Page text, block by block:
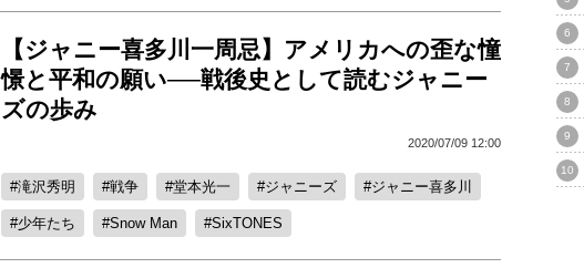
【ジャニー喜多川一周忌】アメリカへの歪な憧
憬と平和の願い──戦後史として読むジャニー
ズの歩み
2020/07/09 12:00
滝沢秀明 戦争 堂本光一 ジャニーズ ジャニー喜多川
少年たち Snow Man SixTONES